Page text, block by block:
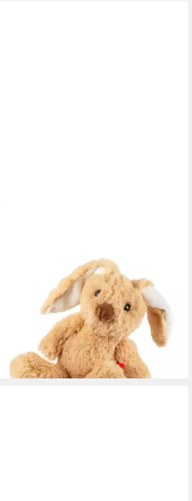
Plüschtier für Kinder Unisex
ab 24,95 €
lieferbar - in 3-4 Werktagen bei dir